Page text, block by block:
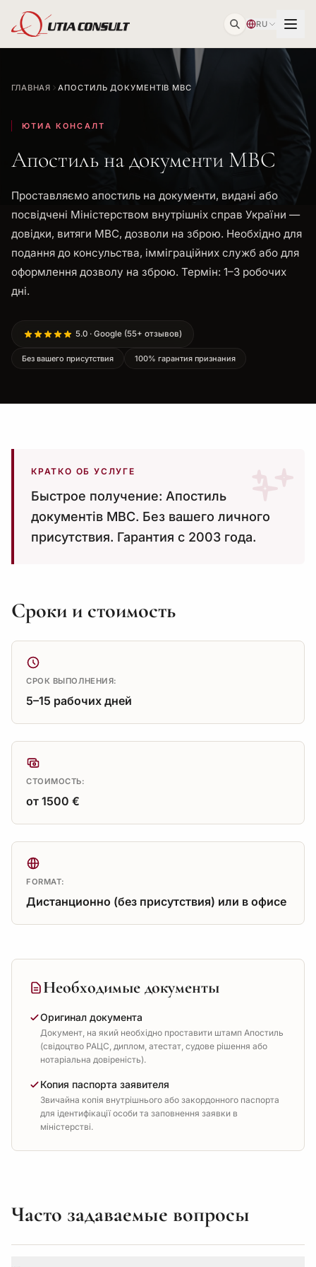
RU
ГЛАВНАЯ АПОСТИЛЬ ДОКУМЕНТІВ МВС
ЮТИА КОНСАЛТ
Апостиль на документи МВС
Проставляємо апостиль на документи, видані або
посвідчені Міністерством внутрішніх справ України —
довідки, витяги МВС, дозволи на зброю. Необхідно для
подання до консульства, імміграційних служб або для
оформлення дозволу на зброю. Термін: 1–3 робочих
дні.
5.0 · Google (55+ отзывов)
Без вашего присутствия 100% гарантия признания
КРАТКО ОБ УСЛУГЕ
Быстрое получение: Апостиль
документів МВС. Без вашего личного
присутствия. Гарантия с 2003 года.
Сроки и стоимость
СРОК ВЫПОЛНЕНИЯ:
5–15 рабочих дней
СТОИМОСТЬ:
от 1500 €
FORMAT:
Дистанционно (без присутствия) или в офисе
Необходимые документы
Оригинал документа
Документ, на який необхідно проставити штамп Апостиль
(свідоцтво РАЦС, диплом, атестат, судове рішення або
нотаріальна довіреність).
Копия паспорта заявителя
Звичайна копія внутрішнього або закордонного паспорта
для ідентифікації особи та заповнення заявки в
міністерстві.
Часто задаваемые вопросы